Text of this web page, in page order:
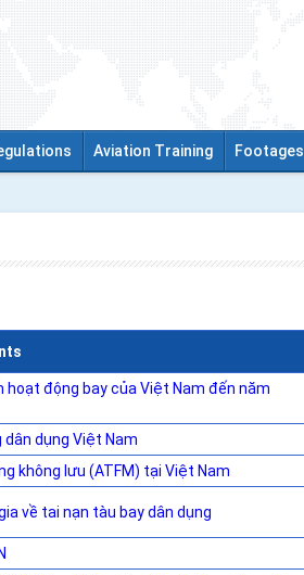
Aviation Training Footages
hoạt động bay của Việt Nam đến năm
dân dụng Việt Nam
không lưu (ATFM) tại Việt Nam
về tai nạn tàu bay dân dụng